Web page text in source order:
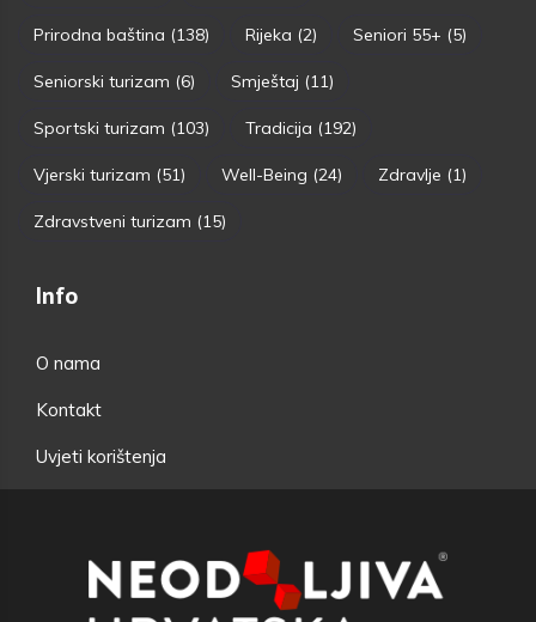
Prirodna baština (138) Rijeka (2) Seniori 55+ (5)
Seniorski turizam (6) Smještaj (11)
Sportski turizam (103) Tradicija (192)
Vjerski turizam (51) Well-Being (24) Zdravlje (1)
Zdravstveni turizam (15)
Info
O nama
Kontakt
Uvjeti korištenja